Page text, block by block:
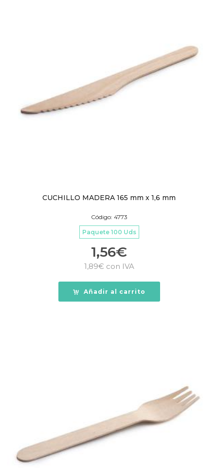
CUCHILLO MADERA 165 mm x 1,6 mm
Código: 4773
Paquete 100 Uds
1,56€
1,89€ con IVA
Añadir al carrito